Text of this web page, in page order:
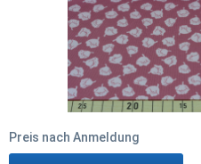
Preis nach Anmeldung